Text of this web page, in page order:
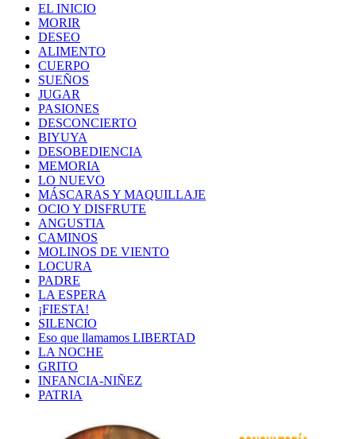
EL INICIO
MORIR
DESEO
ALIMENTO
CUERPO
SUEÑOS
JUGAR
PASIONES
DESCONCIERTO
BIYUYA
DESOBEDIENCIA
MEMORIA
LO NUEVO
MÁSCARAS Y MAQUILLAJE
OCIO Y DISFRUTE
ANGUSTIA
CAMINOS
MOLINOS DE VIENTO
LOCURA
PADRE
LA ESPERA
¡FIESTA!
SILENCIO
Eso que llamamos LIBERTAD
LA NOCHE
GRITO
INFANCIA-NIÑEZ
PATRIA